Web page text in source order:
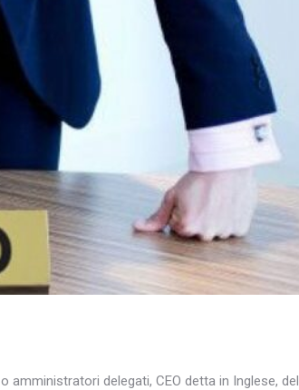
o amministratori delegati, CEO detta in Inglese, del